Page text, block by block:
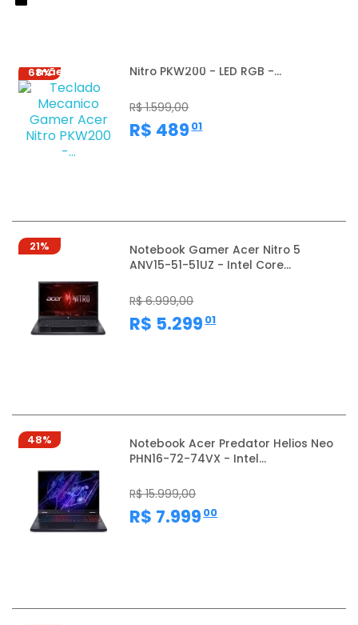
mães
68%
Nitro PKW200 - LED RGB -...
R$ 1.599,00
R$ 489 ,01
21%
Notebook Gamer Acer Nitro 5
ANV15-51-51UZ - Intel Core...
R$ 6.999,00
R$ 5.299 ,01
48%
Notebook Acer Predator Helios Neo
PHN16-72-74VX - Intel...
R$ 15.999,00
R$ 7.999 ,00